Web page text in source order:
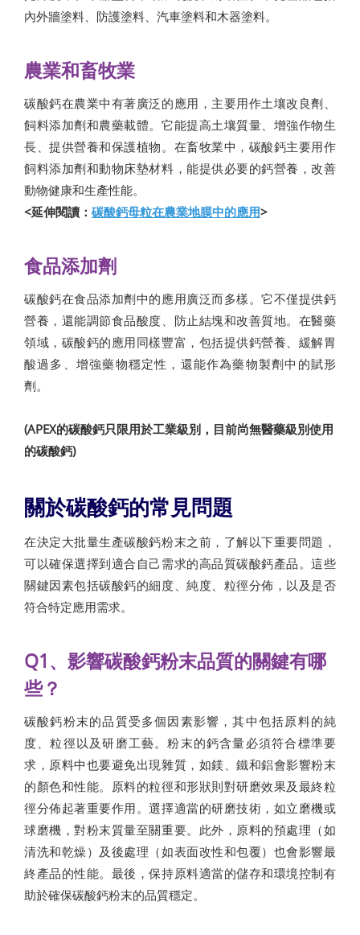
內外牆塗料、防護塗料、汽車塗料和木器塗料。
農業和畜牧業
碳酸鈣在農業中有著廣泛的應用，主要用作土壤改良劑、
飼料添加劑和農藥載體。它能提高土壤質量、增強作物生
長、提供營養和保護植物。在畜牧業中，碳酸鈣主要用作
飼料添加劑和動物床墊材料，能提供必要的鈣營養，改善
動物健康和生產性能。
<延伸閱讀： 碳酸鈣母粒在農業地膜中的應用>
食品添加劑
碳酸鈣在食品添加劑中的應用廣泛而多樣。它不僅提供鈣
營養，還能調節食品酸度、防止結塊和改善質地。在醫藥
領域，碳酸鈣的應用同樣豐富，包括提供鈣營養、緩解胃
酸過多、增強藥物穩定性，還能作為藥物製劑中的賦形
劑。
(APEX的碳酸鈣只限用於工業級別，目前尚無醫藥級別使用
的碳酸鈣)
關於碳酸鈣的常見問題
在決定大批量生產碳酸鈣粉末之前，了解以下重要問題，
可以確保選擇到適合自己需求的高品質碳酸鈣產品。這些
關鍵因素包括碳酸鈣的細度、純度、粒徑分佈，以及是否
符合特定應用需求。
Q1、影響碳酸鈣粉末品質的關鍵有哪
些？
碳酸鈣粉末的品質受多個因素影響，其中包括原料的純
度、粒徑以及研磨工藝。粉末的鈣含量必須符合標準要
求，原料中也要避免出現雜質，如鎂、鐵和鋁會影響粉末
的顏色和性能。原料的粒徑和形狀則對研磨效果及最終粒
徑分佈起著重要作用。選擇適當的研磨技術，如立磨機或
球磨機，對粉末質量至關重要。此外，原料的預處理（如
清洗和乾燥）及後處理（如表面改性和包覆）也會影響最
終產品的性能。最後，保持原料適當的儲存和環境控制有
助於確保碳酸鈣粉末的品質穩定。